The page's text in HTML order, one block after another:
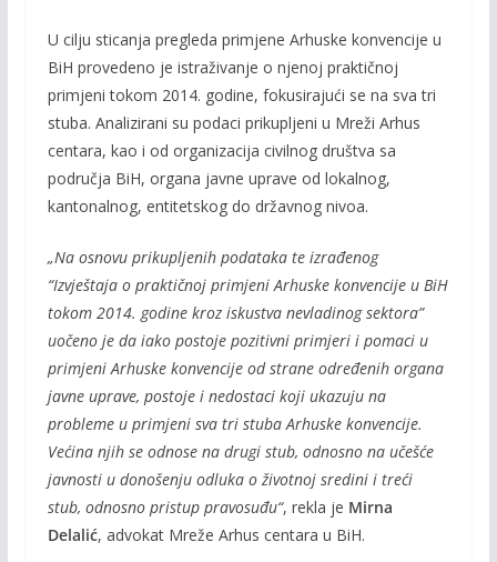
U cilju sticanja pregleda primjene Arhuske konvencije u
BiH provedeno je istraživanje o njenoj praktičnoj
primjeni tokom 2014. godine, fokusirajući se na sva tri
stuba. Analizirani su podaci prikupljeni u Mreži Arhus
centara, kao i od organizacija civilnog društva sa
područja BiH, organa javne uprave od lokalnog,
kantonalnog, entitetskog do državnog nivoa.
„Na osnovu prikupljenih podataka te izrađenog
“Izvještaja o praktičnoj primjeni Arhuske konvencije u BiH
tokom 2014. godine kroz iskustva nevladinog sektora”
uočeno je da iako postoje pozitivni primjeri i pomaci u
primjeni Arhuske konvencije od strane određenih organa
javne uprave, postoje i nedostaci koji ukazuju na
probleme u primjeni sva tri stuba Arhuske konvencije.
Većina njih se odnose na drugi stub, odnosno na učešće
javnosti u donošenju odluka o životnoj sredini i treći
stub, odnosno pristup pravosuđu“, rekla je Mirna
Delalić, advokat Mreže Arhus centara u BiH.